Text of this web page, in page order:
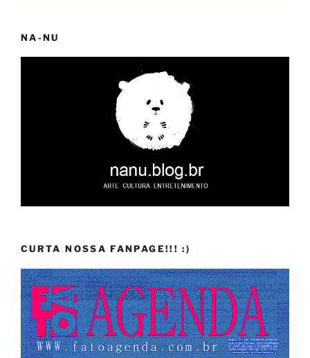
NA-NU
CURTA NOSSA FANPAGE!!! :)